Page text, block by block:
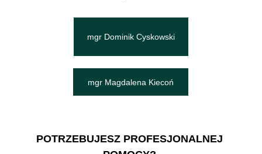
mgr Magdalena Kiecoń
mgr Dominik Cyskowski
POTRZEBUJESZ PROFESJONALNEJ